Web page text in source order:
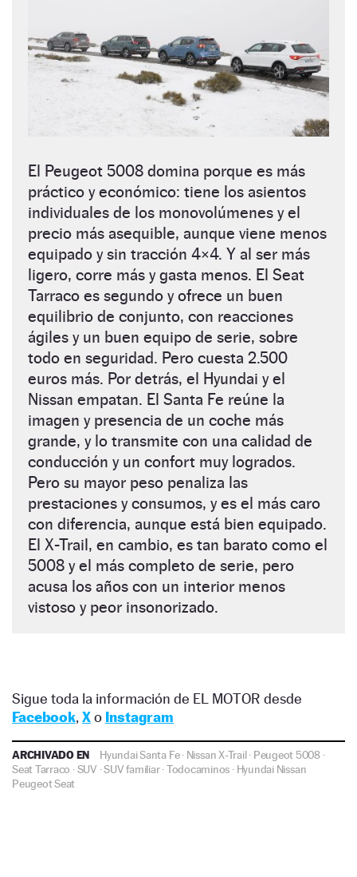
El Peugeot 5008 domina porque es más
práctico y económico: tiene los asientos
individuales de los monovolúmenes y el
precio más asequible, aunque viene menos
equipado y sin tracción 4×4. Y al ser más
ligero, corre más y gasta menos. El Seat
Tarraco es segundo y ofrece un buen
equilibrio de conjunto, con reacciones
ágiles y un buen equipo de serie, sobre
todo en seguridad. Pero cuesta 2.500
euros más. Por detrás, el Hyundai y el
Nissan empatan. El Santa Fe reúne la
imagen y presencia de un coche más
grande, y lo transmite con una calidad de
conducción y un confort muy logrados.
Pero su mayor peso penaliza las
prestaciones y consumos, y es el más caro
con diferencia, aunque está bien equipado.
El X-Trail, en cambio, es tan barato como el
5008 y el más completo de serie, pero
acusa los años con un interior menos
vistoso y peor insonorizado.
Sigue toda la información de EL MOTOR desde
Facebook, Xo Instagram
ARCHIVADO EN Hyundai Santa Fe· Nissan X-Trail· Peugeot 5008 ·
Seat Tarraco ·SUV ·SUV familiar·Todocaminos · Hyundai Nissan
PeugeotSeat